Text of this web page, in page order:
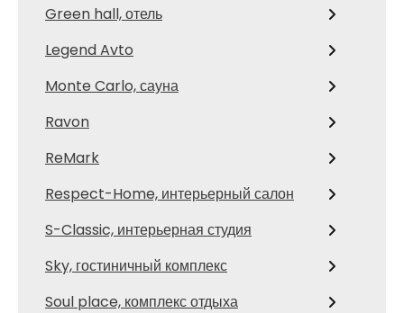
Green hall, отель
Legend Avto
Monte Carlo, сауна
Ravon
ReMark
Respect-Home, интерьерный салон
S-Classic, интерьерная студия
Sky, гостиничный комплекс
Soul place, комплекс отдыха